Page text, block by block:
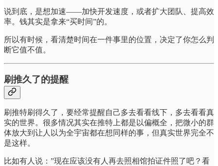
说到底，是想加速——加快开发速度，或者扩大团队、提高效
率。钱其实是拿来“买时间”的。
所以有时候，看清楚时间在一件事里的位置，决定了你怎么判
断它值不值。
刷推久了的提醒
刷推特刷得久了，要经常提醒自己多去看看线下，多去看看真
实的世界。很多情况其实在推特上都是以偏概全，把微小的群
体放大到让人以为全宇宙都在想同样的事，但真实世界完全不
是这样。
比如有人说：”现在应该没有人再去照相馆拍证件照了吧？看